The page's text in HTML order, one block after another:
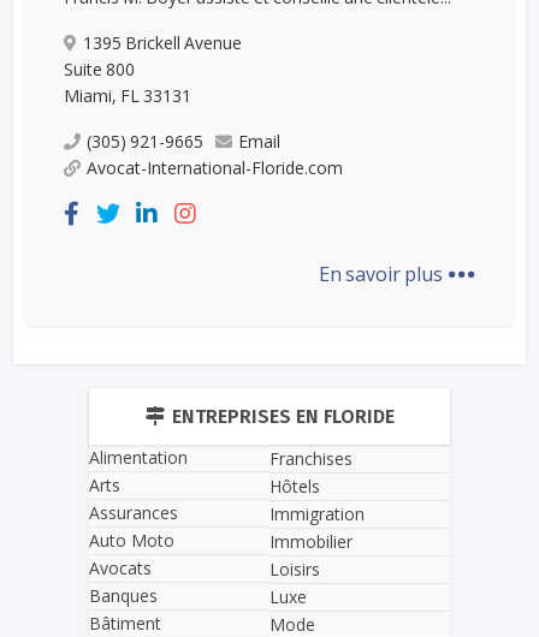
1395 Brickell Avenue
Suite 800
Miami, FL 33131
(305) 921-9665
Email
Avocat-International-Floride.com
En savoir plus ...
ENTREPRISES EN FLORIDE
Alimentation
Arts
Assurances
Auto Moto
Avocats
Banques
Bâtiment
Franchises
Hôtels
Immigration
Immobilier
Loisirs
Luxe
Mode